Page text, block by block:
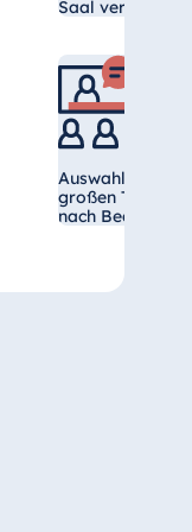
Saal verfügen
Auswahl an
großen
nach Bedarf